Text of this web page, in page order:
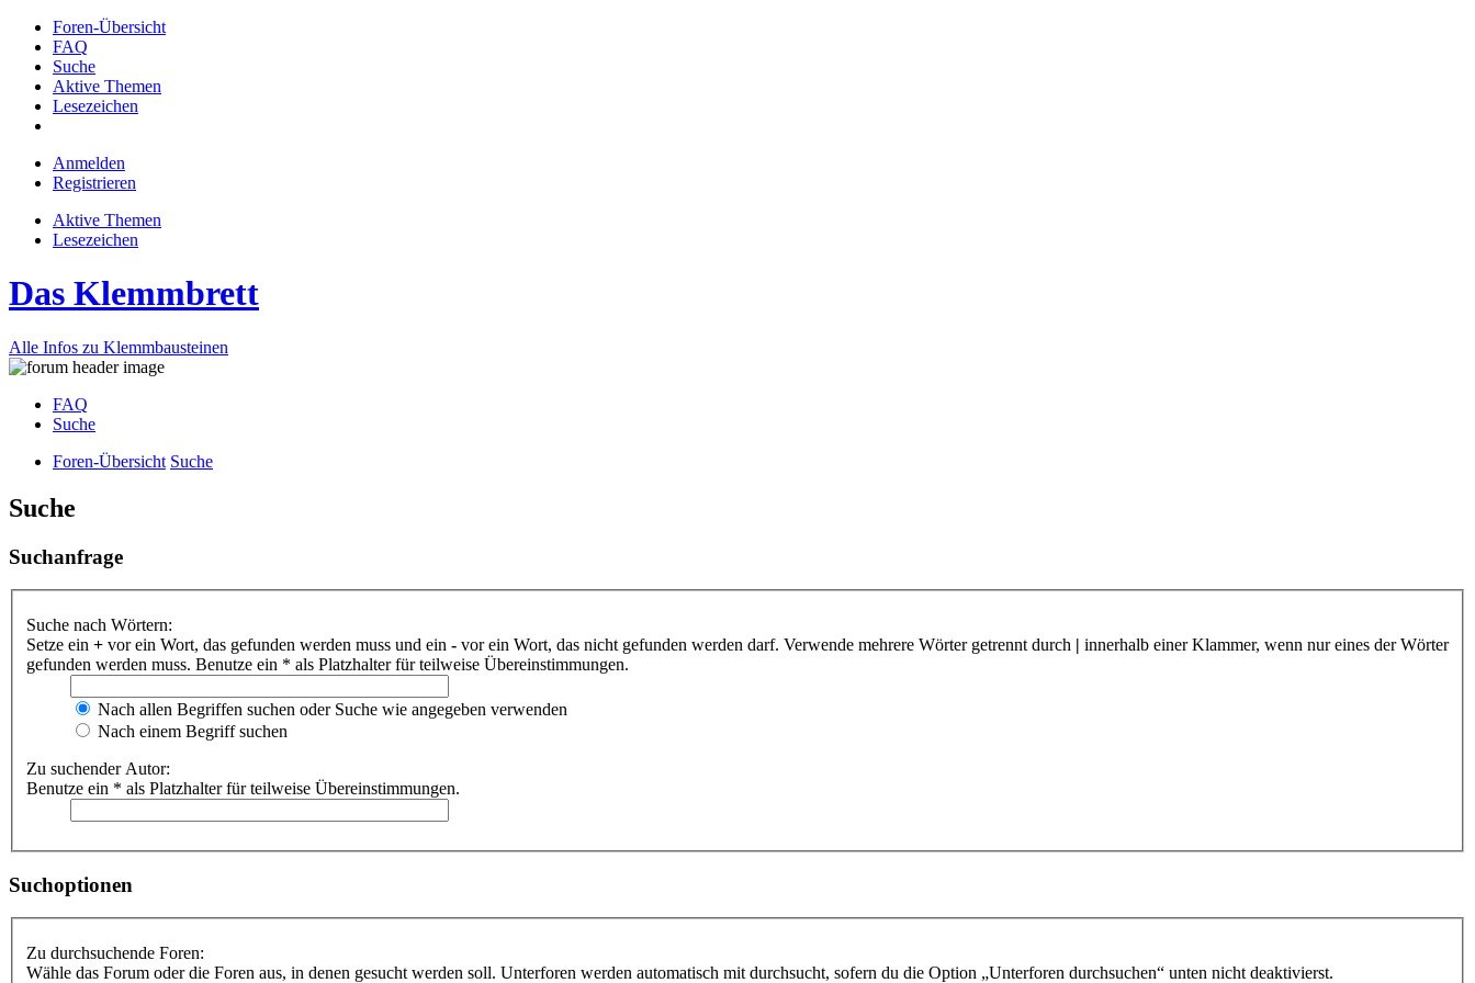
Foren-Übersicht
FAQ
Suche
Aktive Themen
Lesezeichen
Anmelden
Registrieren
Aktive Themen
Lesezeichen
Das Klemmbrett
Alle Infos zu Klemmbausteinen
FAQ
Suche
Foren-Übersicht Suche
Suche
Suchanfrage
Suche nach Wörtern:
Setze ein + vor ein Wort, das gefunden werden muss und ein - vor ein Wort, das nicht gefunden werden darf. Verwende mehrere Wörter getrennt durch | innerhalb einer Klammer, wenn nur eines der Wörter
gefunden werden muss. Benutze ein * als Platzhalter für teilweise Übereinstimmungen.
Nach allen Begriffen suchen oder Suche wie angegeben verwenden
Nach einem Begriff suchen
Zu suchender Autor:
Benutze ein * als Platzhalter für teilweise Übereinstimmungen.
Suchoptionen
Zu durchsuchende Foren:
Wähle das Forum oder die Foren aus, in denen gesucht werden soll. Unterforen werden automatisch mit durchsucht, sofern du die Option „Unterforen durchsuchen“ unten nicht deaktivierst.